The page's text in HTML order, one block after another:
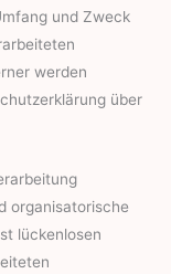
und Zweck
werden
über
organisatorische
lückenlosen